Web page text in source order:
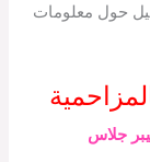
حول معلومات
جلاس